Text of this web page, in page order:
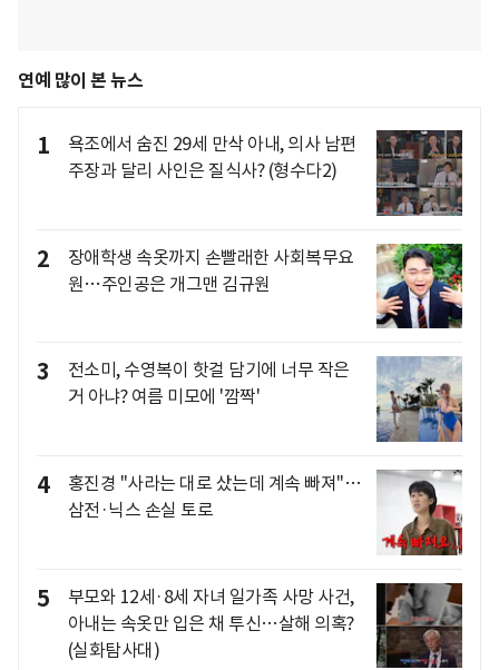
연예 많이 본 뉴스
1
욕조에서 숨진 29세 만삭 아내, 의사 남편
주장과 달리 사인은 질식사? (형수다2)
2
장애학생 속옷까지 손빨래한 사회복무요
원…주인공은 개그맨 김규원
3
전소미, 수영복이 핫걸 담기에 너무 작은
거 아냐? 여름 미모에 '깜짝'
4
홍진경 "사라는 대로 샀는데 계속 빠져"…
삼전·닉스 손실 토로
5
부모와 12세·8세 자녀 일가족 사망 사건,
아내는 속옷만 입은 채 투신…살해 의혹?
(실화탐사대)